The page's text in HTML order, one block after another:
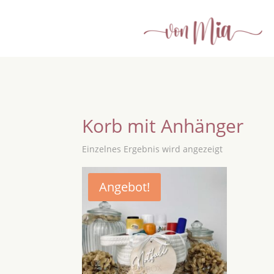
Korb mit Anhänger
Einzelnes Ergebnis wird angezeigt
Angebot!